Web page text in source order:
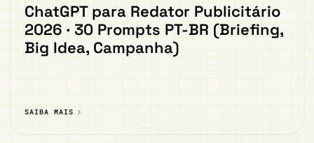
ChatGPT para Redator Publicitário
2026 · 30 Prompts PT-BR (Briefing,
Big Idea, Campanha)
SAIBA MAIS